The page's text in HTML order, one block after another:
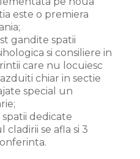
este o premiera
gandite spatii
si consiliere in
care nu locuiesc
chiar in sectie
special un
dedicate
se afla si 3